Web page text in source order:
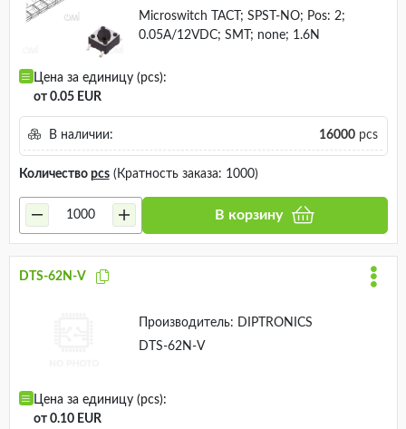
Microswitch TACT; SPST-NO; Pos: 2;
0.05A/12VDC; SMT; none; 1.6N
Цена за единицу (pcs):
от 0.05 EUR
В наличии: 16000pcs
Количество pcs(Кратность заказа: 1000)
В корзину
DTS-62N-V
Производитель: DIPTRONICS
DTS-62N-V
Цена за единицу (pcs):
от 0.10 EUR